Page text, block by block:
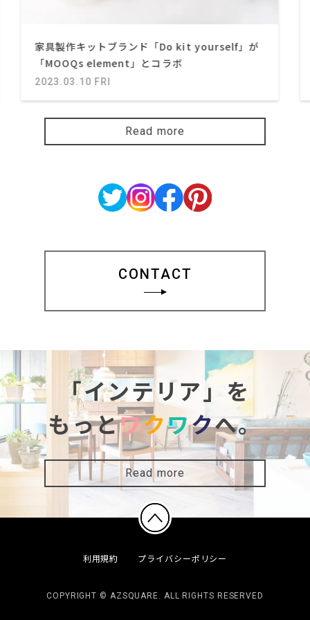
家具製作キットブランド「Do kit yourself」が
「MOOQs element」とコラボ
2023.03.10 FRI
Read more
CONTACT
「インテリア」を
もっとワクワクへ。
Read more
利用規約 プライバシーポリシー
COPYRIGHT © AZSQUARE. ALL RIGHTS RESERVED